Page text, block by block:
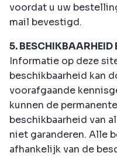
voordat u uw
mail bevestigd.
5. BESCHIKBAARHEID
Informatie op deze
beschikbaarheid kan
voorafgaande
kunnen de
beschikbaarheid van
niet garanderen. Alle
afhankelijk van de